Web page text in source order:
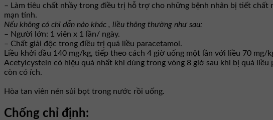
– Làm tiêu chất nhầy trong điều trị hỗ trợ cho những bệnh nhân bị tiết
mạn tính.
Nếu không có chỉ dẫn nào khác , liều thông thường như sau:
– Người lớn: 1 viên x 1 lần/ ngày.
– Chất giải độc trong điều trị quá liều paracetamol.
Liều khởi đầu 140 mg/kg, tiếp theo cách 4 giờ uống một lần với liều 70 mg/
Acetylcystein có hiệu quả nhất khi dùng trong vòng 8 giờ sau khi bị quá
còn có ích.
Hòa tan viên nén sủi bọt trong nước rồi uống.
Chống chỉ định: